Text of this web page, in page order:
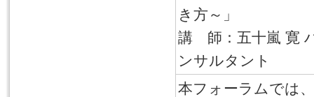
き方～」
講 師：五十嵐 寛
ンサルタント
本フォーラムでは